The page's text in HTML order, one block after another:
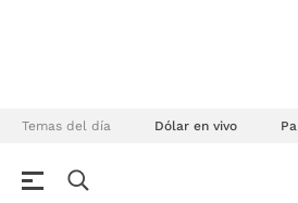
Temas del día Dólar en vivo